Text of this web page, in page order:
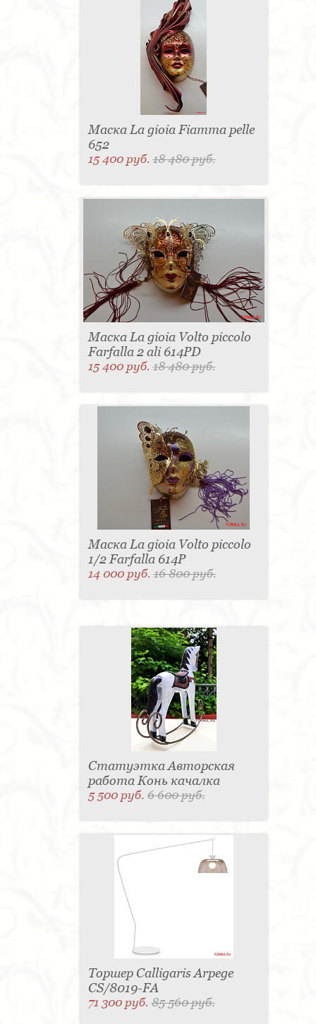
Маска La gioia Fiamma pelle
652
15 400 руб.18 480 руб.
Маска La gioia Volto piccolo
Farfalla 2 ali 614PD
15 400 руб.18 480 руб.
Маска La gioia Volto piccolo
1/2 Farfalla 614P
14 000 руб.16 800 руб.
Статуэтка Авторская
работа Конь качалка
5 500 руб.6 600 руб.
Торшер Calligaris Arpege
CS/8019-FA
71 300 руб.85 560 руб.